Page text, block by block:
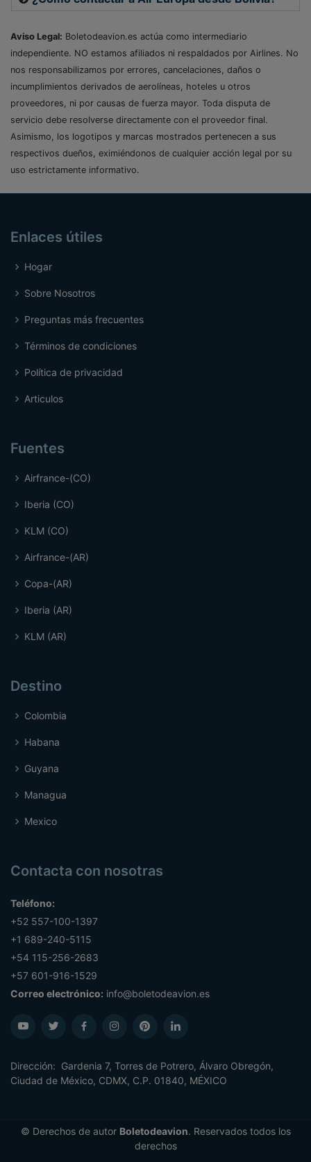
Aviso Legal: Boletodeavion.es actúa como intermediario
independiente. NO estamos afiliados ni respaldados por Airlines. No
nos responsabilizamos por errores, cancelaciones, daños o
incumplimientos derivados de aerolíneas, hoteles u otros
proveedores, ni por causas de fuerza mayor. Toda disputa de
servicio debe resolverse directamente con el proveedor final.
Asimismo, los logotipos y marcas mostrados pertenecen a sus
respectivos dueños, eximiéndonos de cualquier acción legal por su
uso estrictamente informativo.
Enlaces útiles
Hogar
Sobre Nosotros
Preguntas más frecuentes
Términos de condiciones
Política de privacidad
Articulos
Fuentes
Airfrance-(CO)
Iberia (CO)
KLM (CO)
Airfrance-(AR)
Copa-(AR)
Iberia (AR)
KLM (AR)
Destino
Colombia
Habana
Guyana
Managua
Mexico
Contacta con nosotras
Teléfono:
+52 557-100-1397
+1 689-240-5115
+54 115-256-2683
+57 601-916-1529
Correo electrónico: info@boletodeavion.es
Dirección: Gardenia 7, Torres de Potrero, Álvaro Obregón,
Ciudad de México, CDMX, C.P. 01840, MÉXICO
© Derechos de autor Boletodeavion. Reservados todos los
derechos